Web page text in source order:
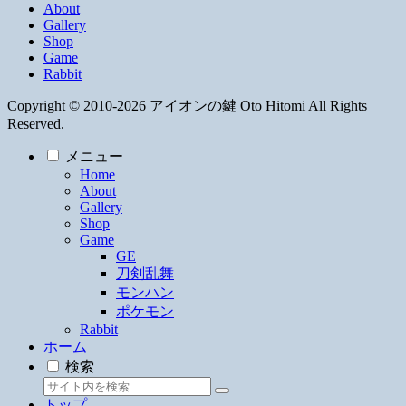
About
Gallery
Shop
Game
Rabbit
Copyright © 2010-2026 アイオンの鍵 Oto Hitomi All Rights
Reserved.
メニュー
Home
About
Gallery
Shop
Game
GE
刀剣乱舞
モンハン
ポケモン
Rabbit
ホーム
検索